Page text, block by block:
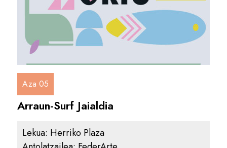
Aza 05
Arraun-Surf Jaialdia
Lekua: Herriko Plaza